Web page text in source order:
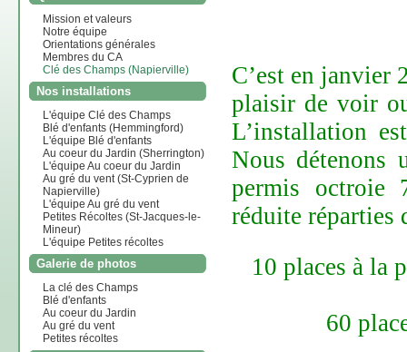
Mission et valeurs
Notre équipe
Orientations générales
Membres du CA
Clé des Champs (Napierville)
Nos installations
L'équipe Clé des Champs
Blé d'enfants (Hemmingford)
L'équipe Blé d'enfants
Au coeur du Jardin (Sherrington)
L'équipe Au coeur du Jardin
Au gré du vent (St-Cyprien de
Napierville)
L'équipe Au gré du vent
Petites Récoltes (St-Jacques-le-
Mineur)
L'équipe Petites récoltes
Galerie de photos
La clé des Champs
Blé d'enfants
Au coeur du Jardin
Au gré du vent
Petites récoltes
C’est en janvier
plaisir de voir
L’installation
Nous détenons
permis octroie
réduite réparties
10 places à la
60